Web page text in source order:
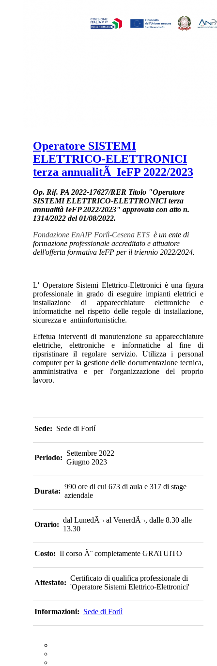
Operatore SISTEMI
ELETTRICO-ELETTRONICI
terza annualitÃ IeFP 2022/2023
Op. Rif. PA 2022-17627/RER Titolo "Operatore
SISTEMI ELETTRICO-ELETTRONICI terza
annualità IeFP 2022/2023" approvata con atto n.
1314/2022 del 01/08/2022.
Fondazione EnAIP Forlì-Cesena ETS è un ente di
formazione professionale accreditato e attuatore
dell'offerta formativa IeFP per il triennio 2022/2024.
L' Operatore Sistemi Elettrico-Elettronici è una figura
professionale in grado di eseguire impianti elettrici e
installazione di apparecchiature elettroniche e
informatiche nel rispetto delle regole di installazione,
sicurezza e antiinfortunistiche.
Effetua interventi di manutenzione su apparecchiature
elettriche, elettroniche e informatiche al fine di
ripsristinare il regolare servizio. Utilizza i personal
computer per la gestione delle documentazione tecnica,
amministrativa e per l'organizzazione del proprio
lavoro.
Sede: Sede di Forlí
Periodo:
Settembre 2022
Giugno 2023
Durata:
990 ore di cui 673 di aula e 317 di stage
aziendale
Orario:
dal LunedÃ¬ al VenerdÃ¬, dalle 8.30 alle
13.30
Costo: Il corso Ã¨ completamente GRATUITO
Attestato:
Certificato di qualifica professionale di
'Operatore Sistemi Elettrico-Elettronici'
Informazioni: Sede di Forlì